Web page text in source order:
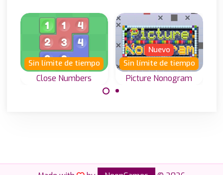
Close Numbers
Sin límite de tiempo
Picture Nonogram
Nuevo
Sin límite de tiempo